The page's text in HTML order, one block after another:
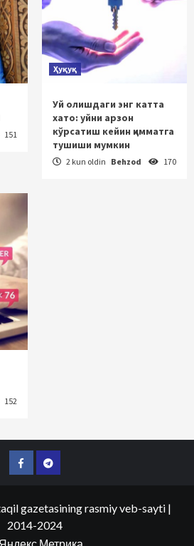
151
Ҳуқуқ
Уй олишдаги энг катта
хато: уйни арзон
кўрсатиш кейин қимматга
тушиши мумкин
2 kun oldin Behzod 170
152
FacebookTelegram
gazetasining rasmiy veb-sayti |
2014-2024